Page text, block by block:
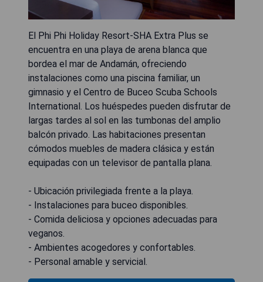
El Phi Phi Holiday Resort-SHA Extra Plus se
encuentra en una playa de arena blanca que
bordea el mar de Andamán, ofreciendo
instalaciones como una piscina familiar, un
gimnasio y el Centro de Buceo Scuba Schools
International. Los huéspedes pueden disfrutar de
largas tardes al sol en las tumbonas del amplio
balcón privado. Las habitaciones presentan
cómodos muebles de madera clásica y están
equipadas con un televisor de pantalla plana.
- Ubicación privilegiada frente a la playa.
- Instalaciones para buceo disponibles.
- Comida deliciosa y opciones adecuadas para
veganos.
- Ambientes acogedores y confortables.
- Personal amable y servicial.